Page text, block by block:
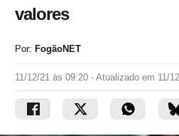
valores
Por: FogãoNET
11/12/21 às 09:20 - Atualizado em 11/